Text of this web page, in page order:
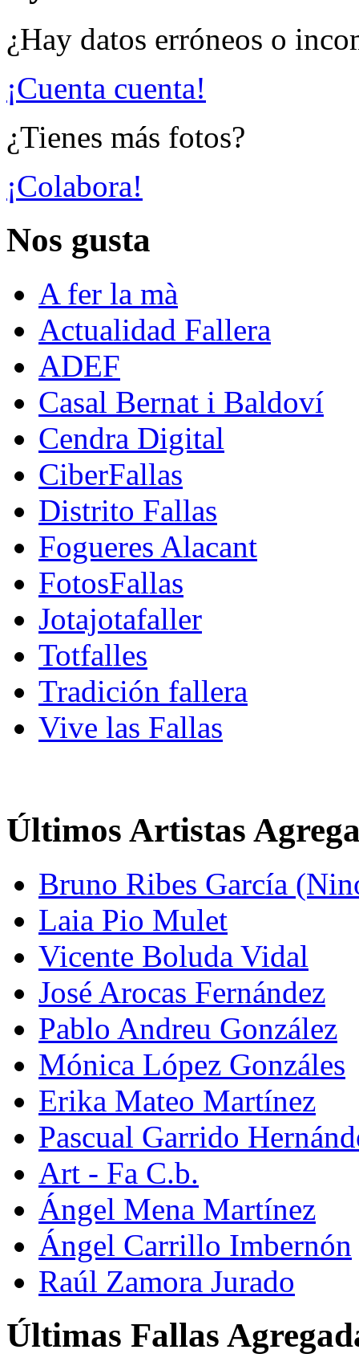
¿Hay datos erróneos o
¡Cuenta cuenta!
¿Tienes más fotos?
¡Colabora!
Nos gusta
A fer la mà
Actualidad Fallera
ADEF
Casal Bernat i Baldoví
Cendra Digital
CiberFallas
Distrito Fallas
Fogueres Alacant
FotosFallas
Jotajotafaller
Totfalles
Tradición fallera
Vive las Fallas
Últimos Artistas
Bruno Ribes García
Laia Pio Mulet
Vicente Boluda Vidal
José Arocas Fernández
Pablo Andreu González
Mónica López Gonzáles
Erika Mateo Martínez
Pascual Garrido
Art - Fa C.b.
Ángel Mena Martínez
Ángel Carrillo Imbernón
Raúl Zamora Jurado
Últimas Fallas